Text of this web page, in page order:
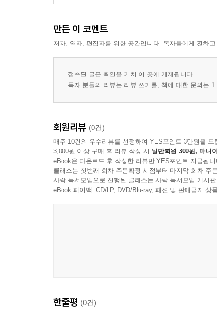
제5부. [너머] 나를 사랑하는 가장 완벽한 방법
1. 타인을 향한 빛 (홍익의 시작)
2. 아픔의 유산 (빛의 사명)
3. 공존의 감각 (연결된 우주)
만든 이 코멘트
저자, 역자, 편집자를 위한 공간입니다. 독자들에게 전하
접수된 글은 확인을 거쳐 이 곳에 게재됩니다.
독자 분들의 리뷰는 리뷰 쓰기를, 책에 대한 문의는
회원리뷰 (0건)
매주 10건의 우수리뷰를 선정하여 YES포인트 3만원을 드
3,000원 이상 구매 후 리뷰 작성 시 일반회원 300원, 마니
eBook은 다운로드 후 작성한 리뷰만 YES포인트 지급됩니
클래스는 첫번째 회차 주문확정 시점부터 마지막 회차 주
사락 독서모임으로 진행된 클래스는 사락 독서모임 게시
eBook 페이백, CD/LP, DVD/Blu-ray, 패션 및 판매금지 상
한줄평 (0건)